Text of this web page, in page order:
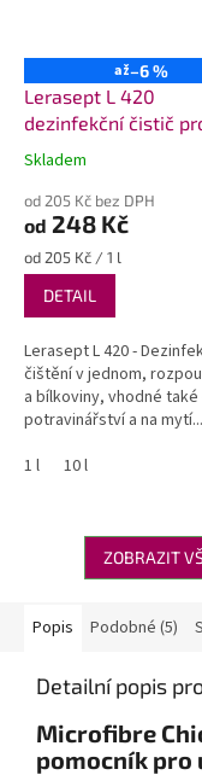
až–6 %
Lerasept L 420
dezinfekční čistič
potravinářství bez
Průměrné
produktu
je
4,9
z
hvězdiček.
Skladem
od 205 Kč bez DPH
od 248 Kč
Měrná
cena:
od 205 Kč / 1 l
DETAIL
Lerasept L 420 -
čištění v jednom,
a bílkoviny, vhodné také
potravinářství a na mytí...
1 l
10 l
ZOBRAZIT
Popis Podobné (5)
Detailní popis
Microfibre
pomocník pro